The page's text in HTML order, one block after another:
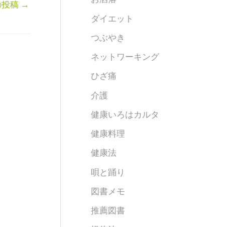
稿 →
ダイエット
つぶやき
ネットワーキング
ひざ痛
介護
健康いろはカルタ
健康料理
健康法
唄と踊り
図書メモ
推薦図書